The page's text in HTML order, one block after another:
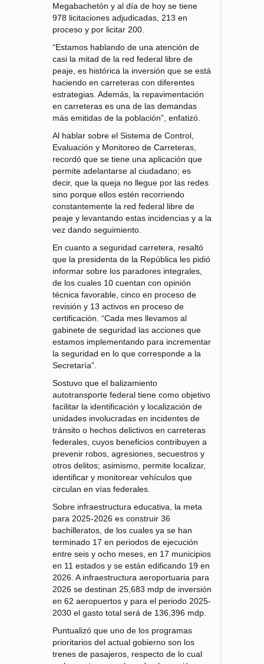
Megabachetón y al día de hoy se tiene
978 licitaciones adjudicadas, 213 en
proceso y por licitar 200.
“Estamos hablando de una atención de
casi la mitad de la red federal libre de
peaje, es histórica la inversión que se está
haciendo en carreteras con diferentes
estrategias. Además, la repavimentación
en carreteras es una de las demandas
más emitidas de la población”, enfatizó.
Al hablar sobre el Sistema de Control,
Evaluación y Monitoreo de Carreteras,
recordó que se tiene una aplicación que
permite adelantarse al ciudadano; es
decir, que la queja no llegue por las redes
sino porque ellos estén recorriendo
constantemente la red federal libre de
peaje y levantando estas incidencias y a la
vez dando seguimiento.
En cuanto a seguridad carretera, resaltó
que la presidenta de la República les pidió
informar sobre los paradores integrales,
de los cuales 10 cuentan con opinión
técnica favorable, cinco en proceso de
revisión y 13 activos en proceso de
certificación. “Cada mes llevamos al
gabinete de seguridad las acciones que
estamos implementando para incrementar
la seguridad en lo que corresponde a la
Secretaría”.
Sostuvo que el balizamiento
autotransporte federal tiene como objetivo
facilitar la identificación y localización de
unidades involucradas en incidentes de
tránsito o hechos delictivos en carreteras
federales, cuyos beneficios contribuyen a
prevenir robos, agresiones, secuestros y
otros delitos; asimismo, permite localizar,
identificar y monitorear vehículos que
circulan en vías federales.
Sobre infraestructura educativa, la meta
para 2025-2026 es construir 36
bachilleratos, de los cuales ya se han
terminado 17 en periodos de ejecución
entre seis y ocho meses, en 17 municipios
en 11 estados y se están edificando 19 en
2026. A infraestructura aeroportuaria para
2026 se destinan 25,683 mdp de inversión
en 62 aeropuertos y para el periodo 2025-
2030 el gasto total será de 136,396 mdp.
Puntualizó que uno de los programas
prioritarios del actual gobierno son los
trenes de pasajeros, respecto de lo cual